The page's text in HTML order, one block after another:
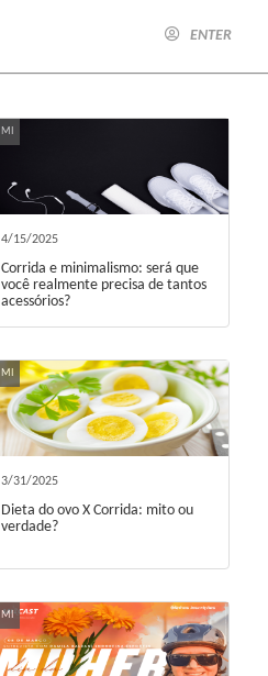
ENTER
MI
4/15/2025
Corrida e minimalismo: será que
você realmente precisa de tantos
acessórios?
MI
3/31/2025
Dieta do ovo X Corrida: mito ou
verdade?
MI